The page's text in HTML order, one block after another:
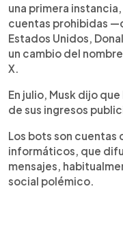
una primera
cuentas prohibidas
Estados Unidos,
un cambio del
X.
En julio, Musk dijo
de sus ingresos
Los bots son cuentas
informáticos, que
mensajes,
social polémico.